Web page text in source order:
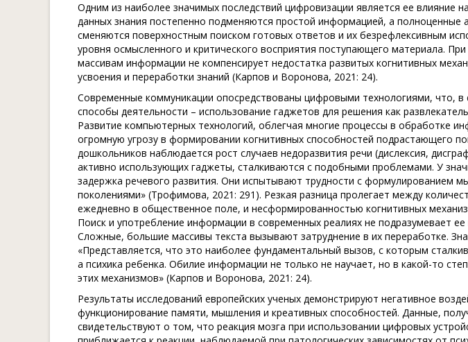
Одним из наиболее значимых последствий цифровизации является ее влияние
данных знания постепенно подменяются простой информацией, а полноценные
сменяются поверхностным поиском готовых ответов и их безрефлексивным
уровня осмысленного и критического восприятия поступающего материала.
массивам информации не компенсирует недостатка развитых когнитивных
усвоения и переработки знаний (Карпов и Воронова, 2021: 24).
Современные коммуникации опосредствованы цифровыми технологиями, что,
способы деятельности – использование гаджетов для решения как
Развитие компьютерных технологий, облегчая многие процессы в обработке
огромную угрозу в формировании когнитивных способностей подрастающего
дошкольников наблюдается рост случаев недоразвития речи (дислексия,
активно использующих гаджеты, сталкиваются с подобными проблемами. У
задержка речевого развития. Они испытывают трудности с формулированием
поколениями» (Трофимова, 2021: 291). Резкая разница пролегает между
ежедневно в общественное поле, и несформированностью когнитивных
Поиск и употребление информации в современных реалиях не подразумевает
Сложные, большие массивы текста вызывают затруднение в их переработке.
«Представляется, что это наиболее фундаментальный вызов, с которым
а психика ребенка. Обилие информации не только не научает, но в какой-то
этих механизмов» (Карпов и Воронова, 2021: 24).
Результаты исследований европейских ученых демонстрируют негативное
функционирование памяти, мышления и креативных способностей. Данные,
свидетельствуют о том, что реакция мозга при использовании цифровых